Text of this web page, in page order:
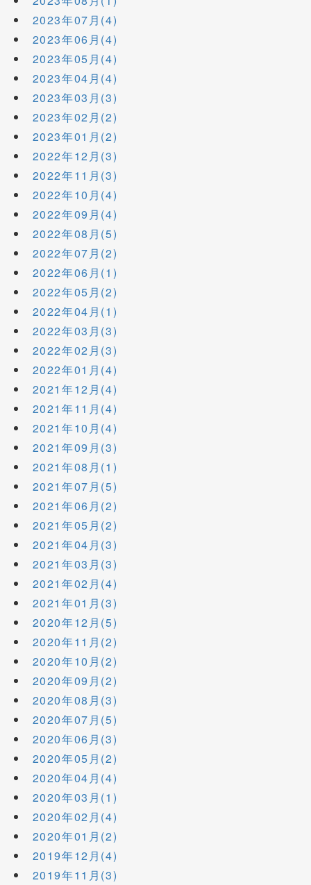
2023年07月(4)
2023年06月(4)
2023年05月(4)
2023年04月(4)
2023年03月(3)
2023年02月(2)
2023年01月(2)
2022年12月(3)
2022年11月(3)
2022年10月(4)
2022年09月(4)
2022年08月(5)
2022年07月(2)
2022年06月(1)
2022年05月(2)
2022年04月(1)
2022年03月(3)
2022年02月(3)
2022年01月(4)
2021年12月(4)
2021年11月(4)
2021年10月(4)
2021年09月(3)
2021年08月(1)
2021年07月(5)
2021年06月(2)
2021年05月(2)
2021年04月(3)
2021年03月(3)
2021年02月(4)
2021年01月(3)
2020年12月(5)
2020年11月(2)
2020年10月(2)
2020年09月(2)
2020年08月(3)
2020年07月(5)
2020年06月(3)
2020年05月(2)
2020年04月(4)
2020年03月(1)
2020年02月(4)
2020年01月(2)
2019年12月(4)
2019年11月(3)